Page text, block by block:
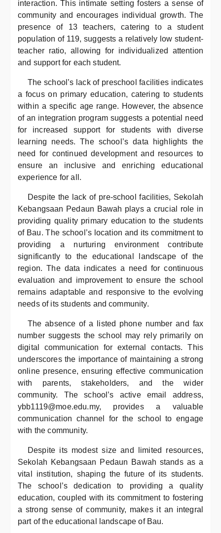
interaction. This intimate setting fosters a sense of
community and encourages individual growth. The
presence of 13 teachers, catering to a student
population of 119, suggests a relatively low student-
teacher ratio, allowing for individualized attention
and support for each student.
The school’s lack of preschool facilities indicates
a focus on primary education, catering to students
within a specific age range. However, the absence
of an integration program suggests a potential need
for increased support for students with diverse
learning needs. The school’s data highlights the
need for continued development and resources to
ensure an inclusive and enriching educational
experience for all.
Despite the lack of pre-school facilities, Sekolah
Kebangsaan Pedaun Bawah plays a crucial role in
providing quality primary education to the students
of Bau. The school’s location and its commitment to
providing a nurturing environment contribute
significantly to the educational landscape of the
region. The data indicates a need for continuous
evaluation and improvement to ensure the school
remains adaptable and responsive to the evolving
needs of its students and community.
The absence of a listed phone number and fax
number suggests the school may rely primarily on
digital communication for external contacts. This
underscores the importance of maintaining a strong
online presence, ensuring effective communication
with parents, stakeholders, and the wider
community. The school’s active email address,
ybb1119@moe.edu.my, provides a valuable
communication channel for the school to engage
with the community.
Despite its modest size and limited resources,
Sekolah Kebangsaan Pedaun Bawah stands as a
vital institution, shaping the future of its students.
The school’s dedication to providing a quality
education, coupled with its commitment to fostering
a strong sense of community, makes it an integral
part of the educational landscape of Bau.